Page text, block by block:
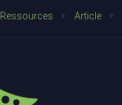
Ressources Article